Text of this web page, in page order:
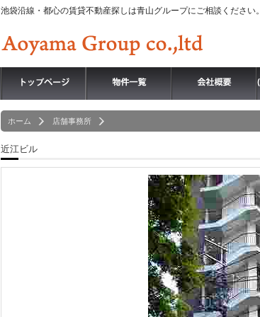
池袋沿線・都心の賃貸不動産探しは青山グループにご相談ください。
ホーム 店舗事務所
近江ビル